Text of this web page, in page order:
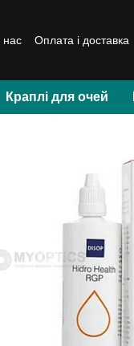
нас Оплата і доставка
Краплі для очей